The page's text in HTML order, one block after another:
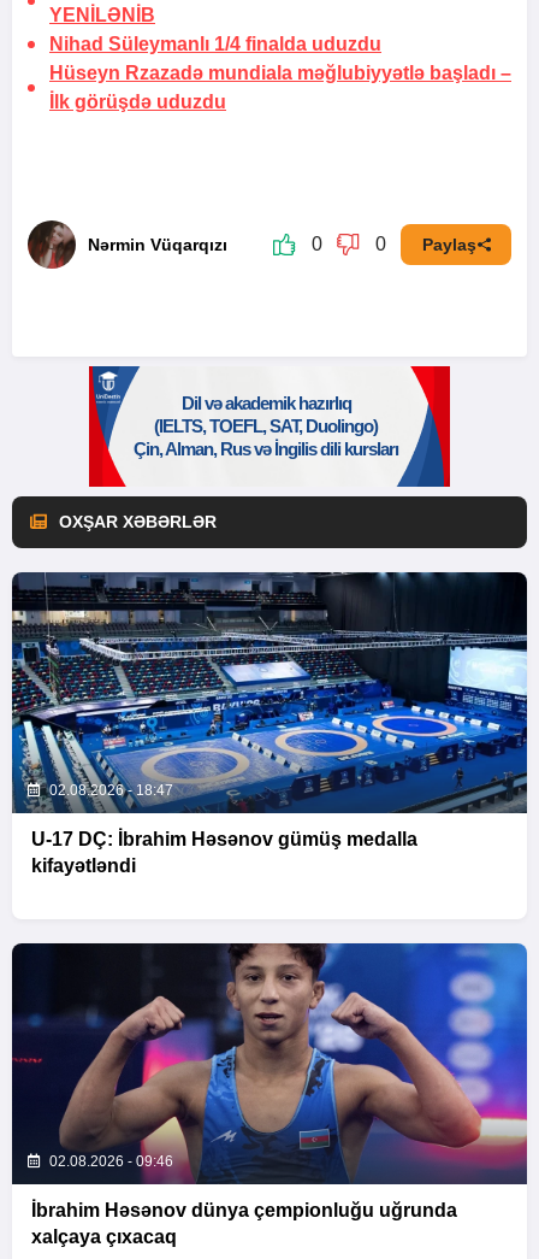
YENİLƏNİB
Nihad Süleymanlı 1/4 finalda uduzdu
Hüseyn Rzazadə mundiala məğlubiyyətlə başladı –
İlk görüşdə uduzdu
Nərmin Vüqarqızı 0 0 Paylaş
OXŞAR XƏBƏRLƏR
02.08.2026 - 18:47
U-17 DÇ: İbrahim Həsənov gümüş medalla
kifayətləndi
02.08.2026 - 09:46
İbrahim Həsənov dünya çempionluğu uğrunda
xalçaya çıxacaq